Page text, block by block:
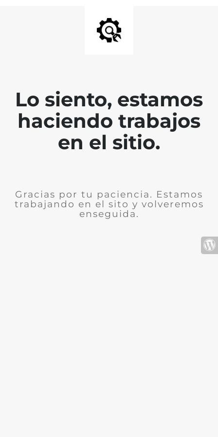
Lo siento, estamos
haciendo trabajos
en el sitio.
Gracias por tu paciencia. Estamos
trabajando en el sito y volveremos
enseguida.